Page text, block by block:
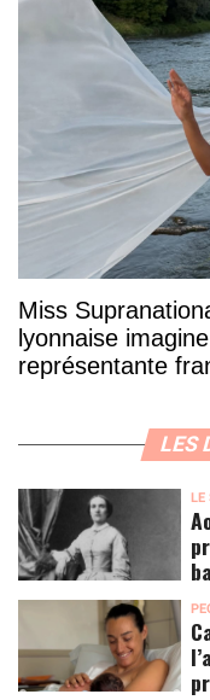
Miss
lyonnaise
représentante
LES